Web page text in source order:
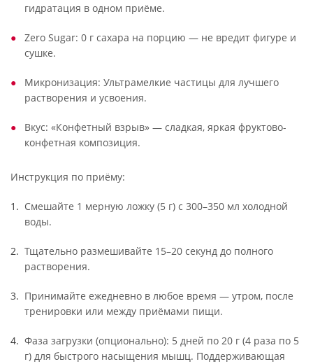
гидратация в одном приёме.
Zero Sugar: 0 г сахара на порцию — не вредит фигуре и
сушке.
Микронизация: Ультрамелкие частицы для лучшего
растворения и усвоения.
Вкус: «Конфетный взрыв» — сладкая, яркая фруктово-
конфетная композиция.
Инструкция по приёму:
Смешайте 1 мерную ложку (5 г) с 300–350 мл холодной
воды.
Тщательно размешивайте 15–20 секунд до полного
растворения.
Принимайте ежедневно в любое время — утром, после
тренировки или между приёмами пищи.
Фаза загрузки (опционально): 5 дней по 20 г (4 раза по 5
г) для быстрого насыщения мышц. Поддерживающая